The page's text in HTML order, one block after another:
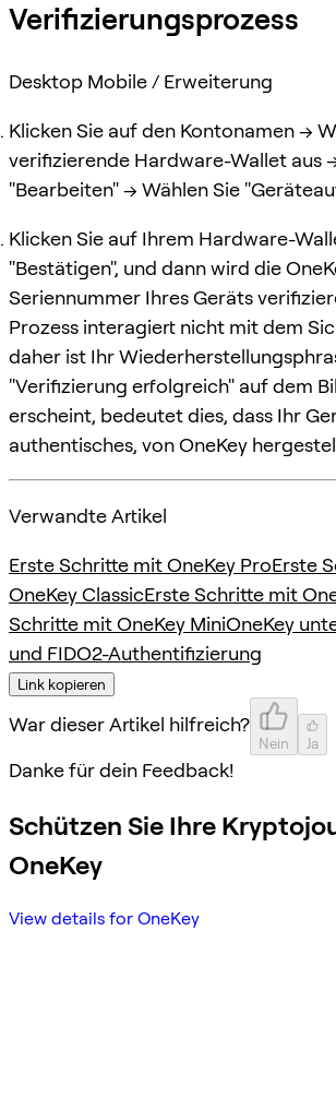
Verifizierungsprozess
Desktop Mobile / Erweiterung
Klicken Sie auf den Kontonamen ->
verifizierende Hardware-Wallet aus -
"Bearbeiten" -> Wählen Sie
Klicken Sie auf Ihrem Hardware-
"Bestätigen", und dann wird die
Seriennummer Ihres Geräts
Prozess interagiert nicht mit dem
daher ist Ihr
"Verifizierung erfolgreich" auf dem
erscheint, bedeutet dies, dass Ihr
authentisches, von OneKey
Verwandte Artikel
Erste Schritte mit OneKey ProErste
OneKey ClassicErste Schritte mit
Schritte mit OneKey MiniOneKey
und FIDO2-Authentifizierung
Link kopieren
War dieser Artikel hilfreich?
Nein Ja
Danke für dein Feedback!
Schützen Sie Ihre
OneKey
View details for OneKey